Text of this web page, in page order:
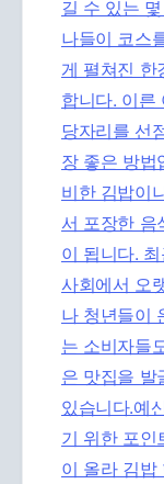
길 수 있는
나들이 코스
게 펼쳐진 한
합니다. 이른
당자리를 선
장 좋은 방법
비한 김밥이
서 포장한 음
이 됩니다.
사회에서 오
나 청년들이
는 소비자들
은 맛집을 발
있습니다.예
기 위한 포인
이 올라 김밥